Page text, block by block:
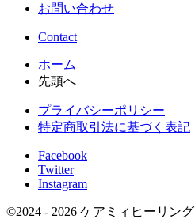
お問い合わせ
Contact
ホーム
先頭へ
プライバシーポリシー
特定商取引法に基づく表記
Facebook
Twitter
Instagram
©2024 - 2026 ケアミィヒーリング